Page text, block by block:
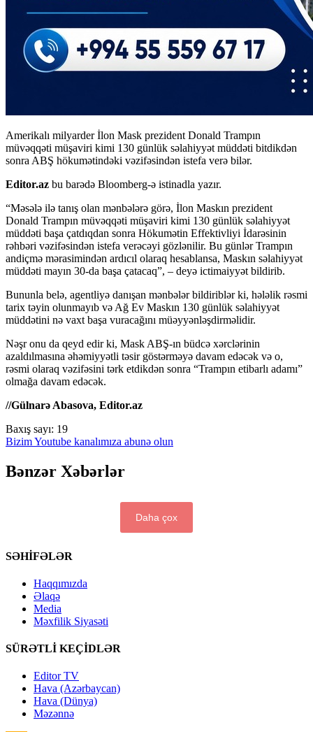
Amerikalı milyarder İlon Mask prezident Donald Trampın
müvəqqəti müşaviri kimi 130 günlük səlahiyyət müddəti bitdikdən
sonra ABŞ hökumətindəki vəzifəsindən istefa verə bilər.
Editor.az bu barədə Bloomberg-ə istinadla yazır.
“Məsələ ilə tanış olan mənbələrə görə, İlon Maskın prezident
Donald Trampın müvəqqəti müşaviri kimi 130 günlük səlahiyyət
müddəti başa çatdıqdan sonra Hökumətin Effektivliyi İdarəsinin
rəhbəri vəzifəsindən istefa verəcəyi gözlənilir. Bu günlər Trampın
andiçmə mərasimindən ardıcıl olaraq hesablansa, Maskın səlahiyyət
müddəti mayın 30-da başa çatacaq”, – deyə ictimaiyyət bildirib.
Bununla belə, agentliyə danışan mənbələr bildiriblər ki, hələlik rəsmi
tarix təyin olunmayıb və Ağ Ev Maskın 130 günlük səlahiyyət
müddətini nə vaxt başa vuracağını müəyyənləşdirməlidir.
Nəşr onu da qeyd edir ki, Mask ABŞ-ın büdcə xərclərinin
azaldılmasına əhəmiyyətli təsir göstərməyə davam edəcək və o,
rəsmi olaraq vəzifəsini tərk etdikdən sonra “Trampın etibarlı adamı”
olmağa davam edəcək.
//Gülnarə Abasova, Editor.az
Baxış sayı: 19
Bizim Youtube kanalımıza abunə olun
Bənzər Xəbərlər
Daha çox
SƏHİFƏLƏR
Haqqımızda
Əlaqə
Media
Məxfilik Siyasəti
SÜRƏTLİ KEÇİDLƏR
Editor TV
Hava (Azərbaycan)
Hava (Dünya)
Məzənnə